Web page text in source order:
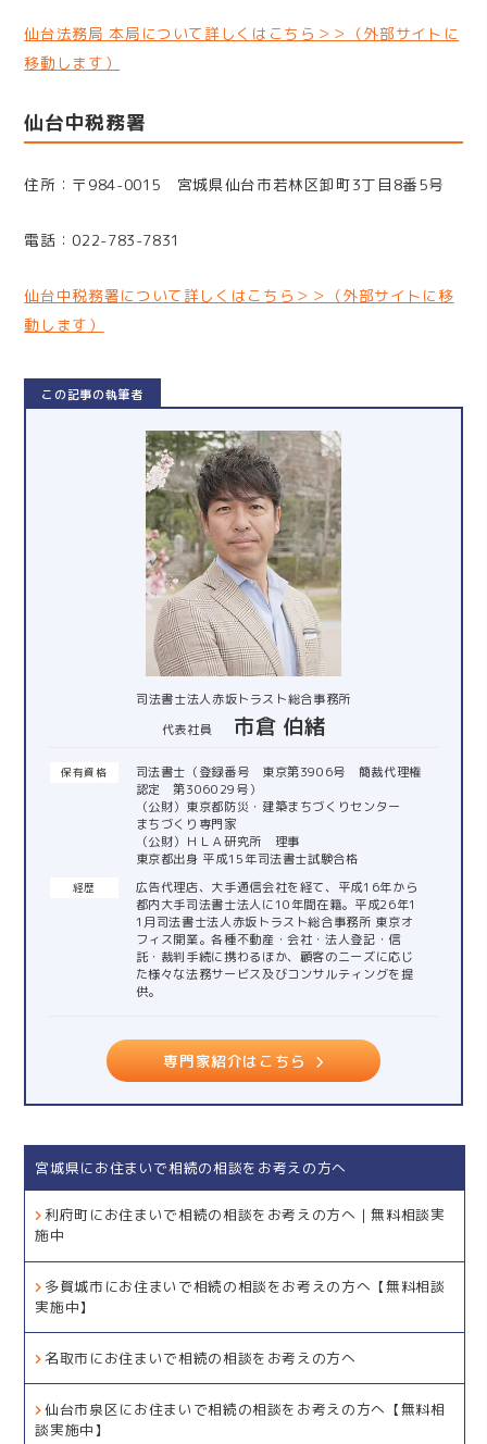
仙台法務局 本局について詳しくはこちら＞＞（外部サイトに
移動します）
仙台中税務署
住所：〒984-0015 宮城県仙台市若林区卸町3丁目8番5号
電話：022-783-7831
仙台中税務署について詳しくはこちら＞＞（外部サイトに移
動します）
この記事の執筆者
司法書士法人赤坂トラスト総合事務所
代表社員
市倉 伯緒
保有資格
司法書士（登録番号 東京第3906号 簡裁代理権
認定 第306029号）
（公財）東京都防災・建築まちづくりセンター
まちづくり専門家
（公財）ＨＬＡ研究所 理事
東京都出身 平成15年司法書士試験合格
経歴
広告代理店、大手通信会社を経て、平成16年から
都内大手司法書士法人に10年間在籍。平成26年1
1月司法書士法人赤坂トラスト総合事務所 東京オ
フィス開業。各種不動産・会社・法人登記・信
託・裁判手続に携わるほか、顧客のニーズに応じ
た様々な法務サービス及びコンサルティングを提
供。
専門家紹介はこちら
宮城県にお住まいで相続の相談をお考えの方へ
利府町にお住まいで相続の相談をお考えの方へ｜無料相談実
施中
多賀城市にお住まいで相続の相談をお考えの方へ【無料相談
実施中】
名取市にお住まいで相続の相談をお考えの方へ
仙台市泉区にお住まいで相続の相談をお考えの方へ【無料相
談実施中】